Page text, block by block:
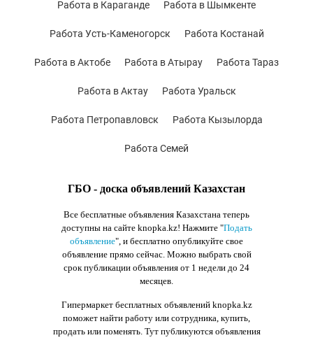
ГБО - доска объявлений Казахстан
Все бесплатные объявления Казахстана теперь
доступны на сайте knopka.kz! Нажмите "Подать
объявление", и бесплатно опубликуйте свое
объявление прямо сейчас. Можно выбрать свой
срок публикации объявления от 1 недели до 24
месяцев.
Гипермаркет бесплатных объявлений knopka.kz
поможет найти работу или сотрудника, купить,
продать или поменять. Тут публикуются объявления
Работа в Караганде Работа в Шымкенте
Работа Усть-Каменогорск Работа Костанай
Работа в Актобе Работа в Атырау Работа Тараз
Работа в Актау Работа Уральск
Работа Петропавловск Работа Кызылорда
Работа Семей